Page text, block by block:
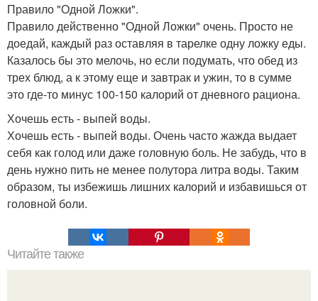
Правило "Одной Ложки".
Правило действенно "Одной Ложки" очень. Просто не
доедай, каждый раз оставляя в тарелке одну ложку еды.
Казалось бы это мелочь, но если подумать, что обед из
трех блюд, а к этому еще и завтрак и ужин, то в сумме
это где-то минус 100-150 калорий от дневного рациона.
Хочешь есть - выпей воды.
Хочешь есть - выпей воды. Очень часто жажда выдает
себя как голод или даже головную боль. Не забудь, что в
день нужно пить не менее полутора литра воды. Таким
образом, ты избежишь лишних калорий и избавишься от
головной боли.
Читайте также